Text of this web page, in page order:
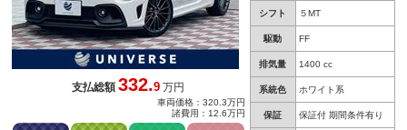
シフト ５MT
駆動 FF
排気量 1400 cc
系統色 ホワイト系
保証 保証付 期間条件有り
支払総額332.9 万円
車両価格：320.3万円
諸費用：12.6万円